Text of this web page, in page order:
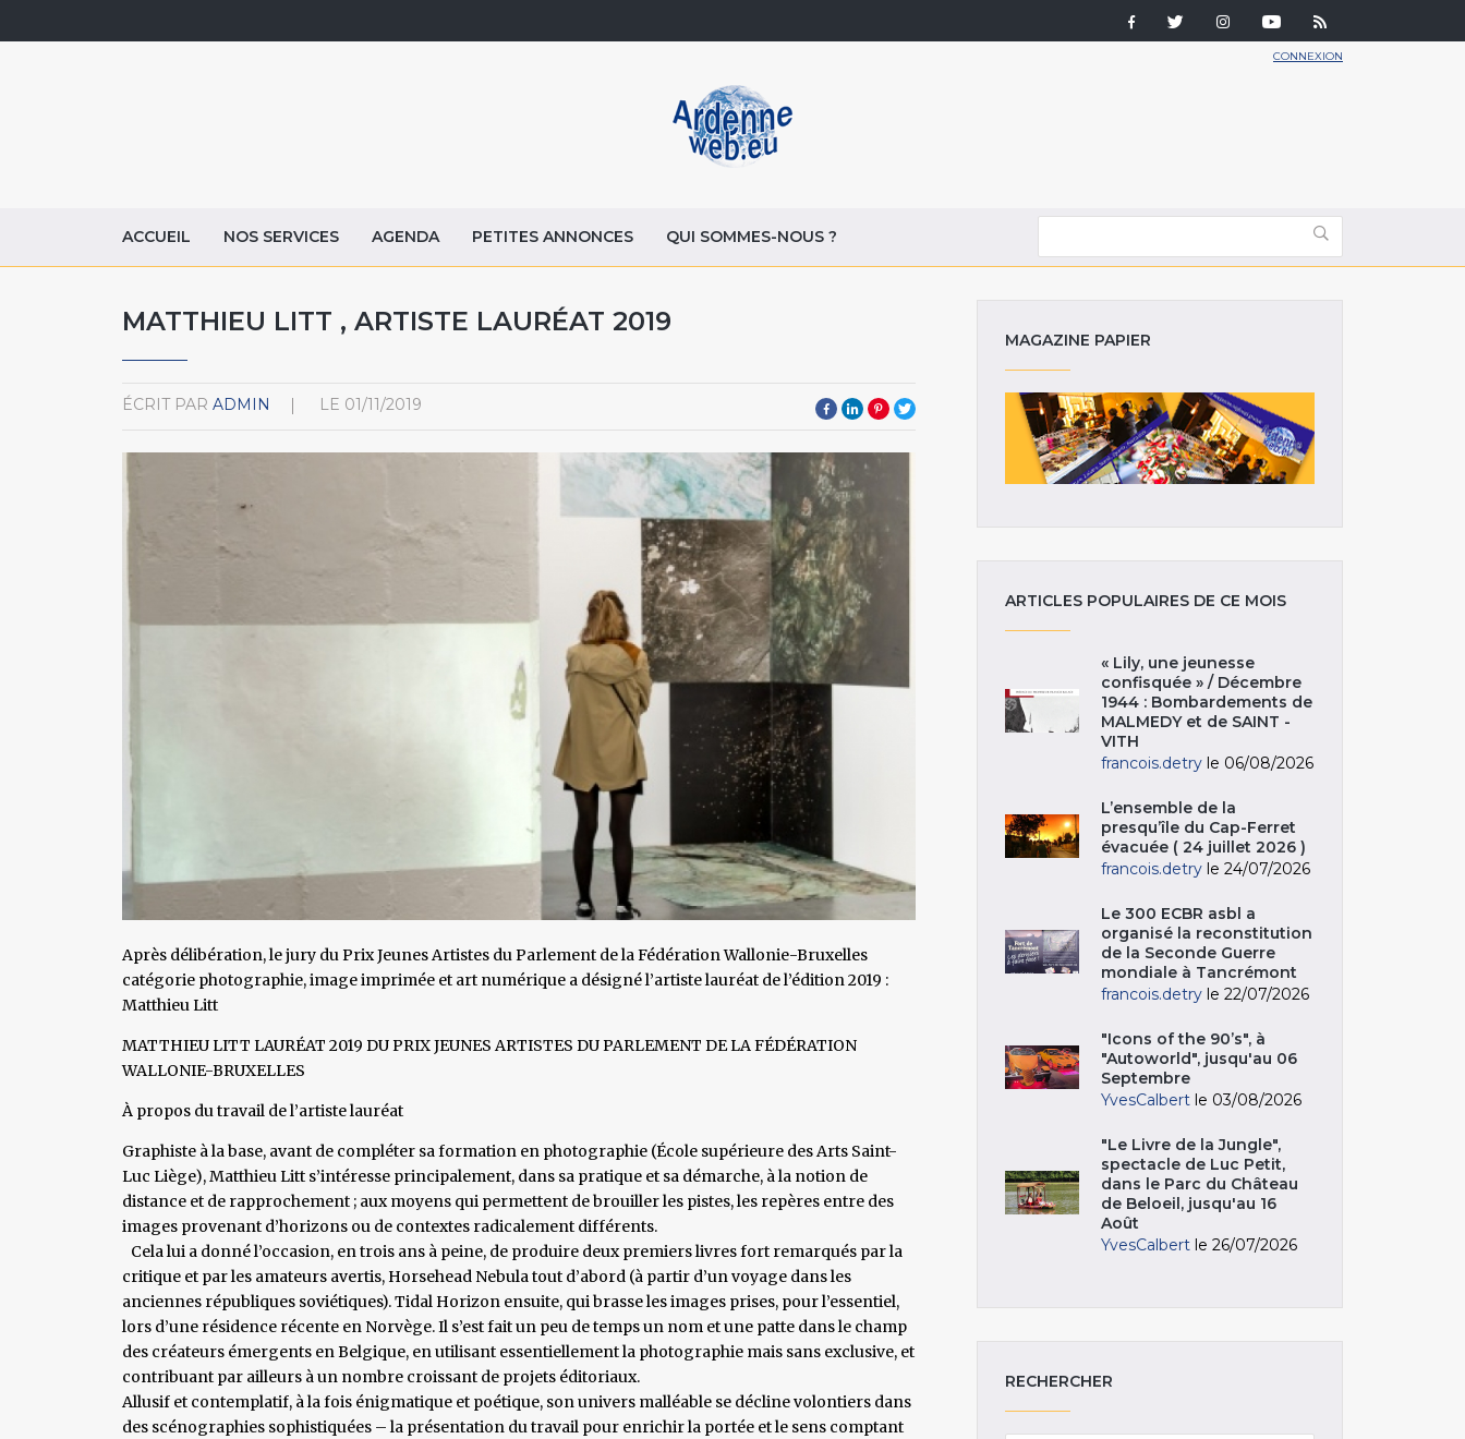
CONNEXION
ACCUEIL NOS SERVICES AGENDA PETITES ANNONCES QUI SOMMES-NOUS ?
MATTHIEU LITT , ARTISTE LAURÉAT 2019
ÉCRIT PAR ADMIN LE 01/11/2019
Après délibération, le jury du Prix Jeunes Artistes du Parlement de la Fédération Wallonie-Bruxelles
catégorie photographie, image imprimée et art numérique a désigné l’artiste lauréat de l’édition 2019 :
Matthieu Litt
MATTHIEU LITT LAURÉAT 2019 DU PRIX JEUNES ARTISTES DU PARLEMENT DE LA FÉDÉRATION
WALLONIE-BRUXELLES
À propos du travail de l’artiste lauréat
Graphiste à la base, avant de compléter sa formation en photographie (École supérieure des Arts Saint-
Luc Liège), Matthieu Litt s’intéresse principalement, dans sa pratique et sa démarche, à la notion de
distance et de rapprochement ; aux moyens qui permettent de brouiller les pistes, les repères entre des
images provenant d’horizons ou de contextes radicalement différents.
Cela lui a donné l’occasion, en trois ans à peine, de produire deux premiers livres fort remarqués par la
critique et par les amateurs avertis, Horsehead Nebula tout d’abord (à partir d’un voyage dans les
anciennes républiques soviétiques). Tidal Horizon ensuite, qui brasse les images prises, pour l’essentiel,
lors d’une résidence récente en Norvège. Il s’est fait un peu de temps un nom et une patte dans le champ
des créateurs émergents en Belgique, en utilisant essentiellement la photographie mais sans exclusive, et
contribuant par ailleurs à un nombre croissant de projets éditoriaux.
Allusif et contemplatif, à la fois énigmatique et poétique, son univers malléable se décline volontiers dans
des scénographies sophistiquées – la présentation du travail pour enrichir la portée et le sens comptant
MAGAZINE PAPIER
ARTICLES POPULAIRES DE CE MOIS
« Lily, une jeunesse
confisquée » / Décembre
1944 : Bombardements de
MALMEDY et de SAINT -
VITH
francois.detry le 06/08/2026
L’ensemble de la
presqu’île du Cap-Ferret
évacuée ( 24 juillet 2026 )
francois.detry le 24/07/2026
Le 300 ECBR asbl a
organisé la reconstitution
de la Seconde Guerre
mondiale à Tancrémont
francois.detry le 22/07/2026
"Icons of the 90’s", à
"Autoworld", jusqu'au 06
Septembre
YvesCalbert le 03/08/2026
"Le Livre de la Jungle",
spectacle de Luc Petit,
dans le Parc du Château
de Beloeil, jusqu'au 16
Août
YvesCalbert le 26/07/2026
RECHERCHER